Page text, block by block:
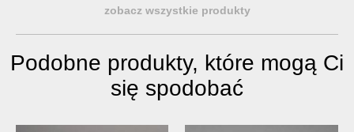
zobacz wszystkie produkty
Podobne produkty, które mogą Ci
się spodobać